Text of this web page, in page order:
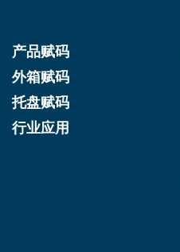
产品赋码
外箱赋码
托盘赋码
行业应用